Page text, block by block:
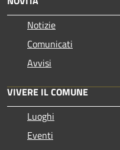
Notizie
Comunicati
Avvisi
VIVERE IL COMUNE
Luoghi
Eventi